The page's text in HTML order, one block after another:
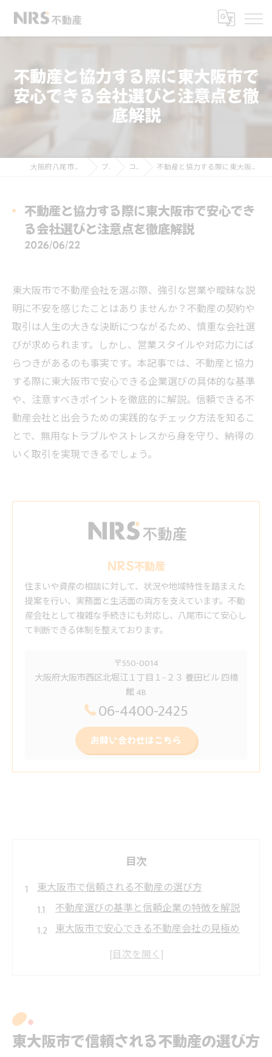
不動産と協力する際に東大阪市で
安心できる会社選びと注意点を徹
底解説
大阪府八尾市の不動産ならNRS不動産 ブログ コラム 不動産と協力する際に東大阪市で安心できる会社選びと注意点を徹底解説
不動産と協力する際に東大阪市で安心でき
る会社選びと注意点を徹底解説
2026/06/22
東大阪市で不動産会社を選ぶ際、強引な営業や曖昧な説
明に不安を感じたことはありませんか？不動産の契約や
取引は人生の大きな決断につながるため、慎重な会社選
びが求められます。しかし、営業スタイルや対応力にば
らつきがあるのも事実です。本記事では、不動産と協力
する際に東大阪市で安心できる企業選びの具体的な基準
や、注意すべきポイントを徹底的に解説。信頼できる不
動産会社と出会うための実践的なチェック方法を知るこ
とで、無用なトラブルやストレスから身を守り、納得の
いく取引を実現できるでしょう。
NRS不動産
住まいや資産の相談に対して、状況や地域特性を踏まえた
提案を行い、実務面と生活面の両方を支えています。不動
産会社として複雑な手続きにも対応し、八尾市にて安心し
て判断できる体制を整えております。
〒550-0014
大阪府大阪市西区北堀江１丁目１−２３ 養田ビル 四橋
館 4B
06-4400-2425
お問い合わせはこちら
目次
東大阪市で信頼される不動産の選び方
不動産選びの基準と信頼企業の特徴を解説
東大阪市で安心できる不動産会社の見極め
信頼される不動産と協力するメリットとは
東大阪市で信頼される不動産の選び方